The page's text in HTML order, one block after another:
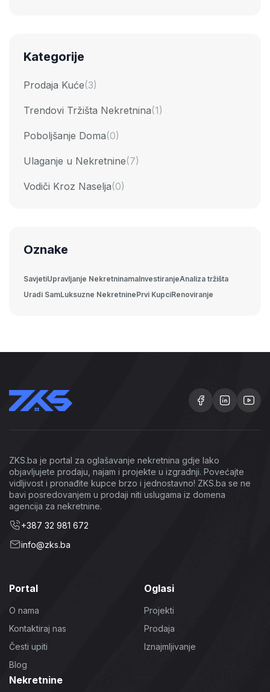
Kategorije
Prodaja Kuće(3)
Trendovi Tržišta Nekretnina(1)
Poboljšanje Doma(0)
Ulaganje u Nekretnine(7)
Vodiči Kroz Naselja(0)
Oznake
SavjetiUpravljanje NekretninamaInvestiranjeAnaliza tržišta
Uradi SamLuksuzne NekretninePrvi KupciRenoviranje
ZKS.ba je portal za oglašavanje nekretnina gdje lako
objavljujete prodaju, najam i projekte u izgradnji. Povećajte
vidljivost i pronađite kupce brzo i jednostavno! ZKS.ba se ne
bavi posredovanjem u prodaji niti uslugama iz domena
agencija za nekretnine.
+387 32 981 672
info@zks.ba
Portal
O nama
Kontaktiraj nas
Česti upiti
Blog
Oglasi
Projekti
Prodaja
Iznajmljivanje
Nekretnine